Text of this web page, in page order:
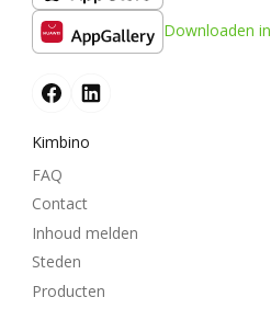
Downloaden in
Kimbino
FAQ
Contact
Inhoud melden
Steden
Producten